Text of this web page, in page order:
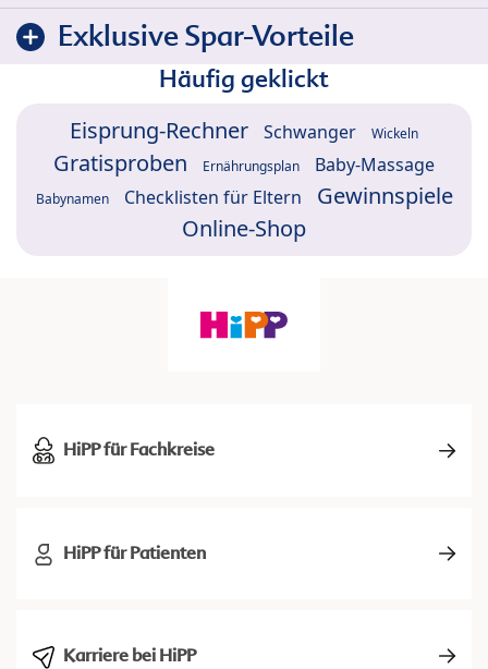
Exklusive Spar-Vorteile
Häufig geklickt
Eisprung-Rechner Schwanger Wickeln
Gratisproben Ernährungsplan Baby-Massage
Babynamen Checklisten für Eltern
Gewinnspiele
Online-Shop
HiPP für Fachkreise
HiPP für Patienten
Karriere bei HiPP